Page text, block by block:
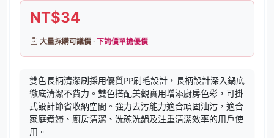
NT$34
大量採購可議價 ·下詢價單搶優價
雙色長柄清潔刷採用優質PP刷毛設計，長柄設計深入鍋底
徹底清潔不費力。雙色搭配美觀實用增添廚房色彩，可掛
式設計節省收納空間。強力去污能力適合頑固油污，適合
家庭煮婦、廚房清潔、洗碗洗鍋及注重清潔效率的用戶使
用。